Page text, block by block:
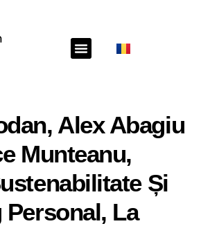
Alex Abagiu
Munteanu,
Și
La